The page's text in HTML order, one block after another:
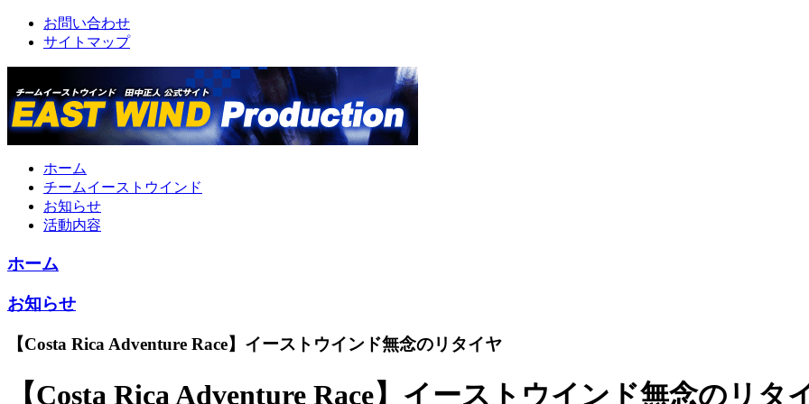
お問い合わせ
サイトマップ
ホーム
チームイーストウインド
お知らせ
活動内容
ホーム
お知らせ
【Costa Rica Adventure Race】イーストウインド無念のリタイヤ
【Costa Rica Adventure Race】イーストウインド無念のリタ